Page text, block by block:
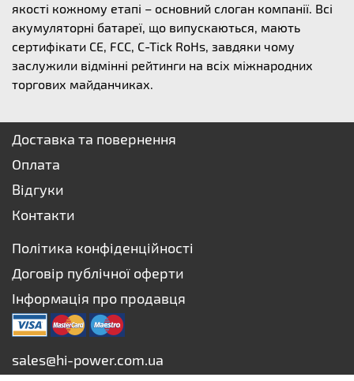
якості кожному етапі – основний слоган компанії. Всі
акумуляторні батареї, що випускаються, мають
сертифікати CE, FCC, C-Tick RoHs, завдяки чому
заслужили відмінні рейтинги на всіх міжнародних
торгових майданчиках.
Доставка та повернення
Оплата
Відгуки
Контакти
Політика конфіденційності
Договір публічної оферти
Інформація про продавця
sales@hi-power.com.ua